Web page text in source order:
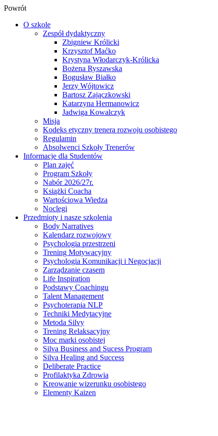
Powrót
O szkole
Zespół dydaktyczny
Zbigniew Królicki
Krzysztof Maćko
Krystyna Włodarczyk-Królicka
Bożena Ryszawska
Bogusław Białko
Jerzy Wójtowicz
Bartosz Zajączkowski
Katarzyna Hermanowicz
Jadwiga Kowalczyk
Misja
Kodeks etyczny trenera rozwoju osobistego
Regulamin
Absolwenci Szkoły Trenerów
Informacje dla Studentów
Plan zajęć
Program Szkoły
Nabór 2026/27r.
Książki Coacha
Wartościowa Wiedza
Noclegi
Przedmioty i nasze szkolenia
Body Narratives
Kalendarz rozwojowy
Psychologia przestrzeni
Trening Motywacyjny
Psychologia Komunikacji i Negocjacji
Zarządzanie czasem
Life Inspiration
Podstawy Coachingu
Talent Management
Psychoterapia NLP
Techniki Medytacyjne
Metoda Silvy
Trening Relaksacyjny
Moc marki osobistej
Silva Business and Sucess Program
Silva Healing and Success
Deliberate Practice
Profilaktyka Zdrowia
Kreowanie wizerunku osobistego
Elementy Kaizen